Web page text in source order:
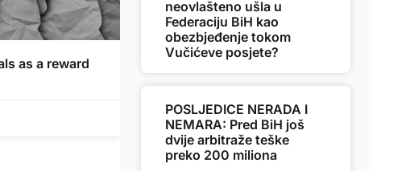
as a reward
neovlašteno ušla u
Federaciju BiH kao
obezbjeđenje tokom
Vučićeve posjete?
POSLJEDICE NERADA I
NEMARA: Pred BiH još
dvije arbitraže teške
preko 200 miliona